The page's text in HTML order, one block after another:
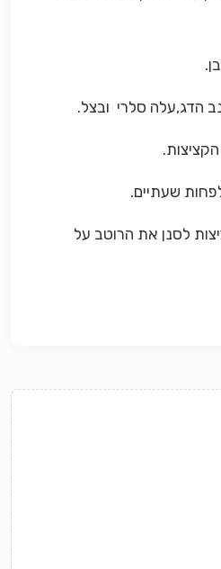
לסנן את הרוטב על